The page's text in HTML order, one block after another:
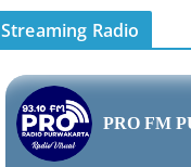
Streaming Radio